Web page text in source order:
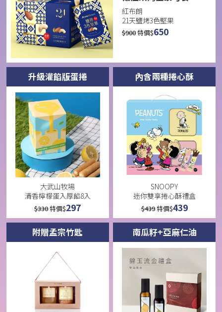
紅布朗
21天鹽烤3色堅果
$900特價$650
升級灌餡版蛋捲
大武山牧場
清香檸檬蛋入厚餡8入
$330特價$297
內含兩種捲心酥
SNOOPY
迷你雙享捲心酥禮盒
$439特價$439
附贈孟宗竹匙 南瓜籽+亞麻仁油